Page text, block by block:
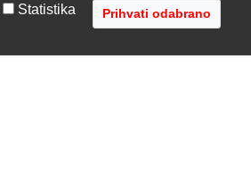
Statistika